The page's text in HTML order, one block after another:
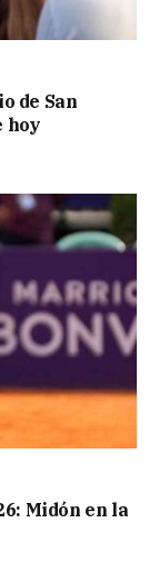
de San
hoy
Midón en la